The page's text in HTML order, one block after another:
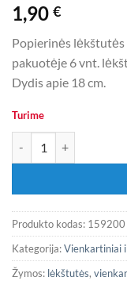
1,90 €
Popierinės lėkštutės
pakuotėje 6 vnt.
Dydis apie 18 cm.
Turime
Produkto kodas: 159200
Kategorija:Vienkartiniai
Žymos: lėkštutės,